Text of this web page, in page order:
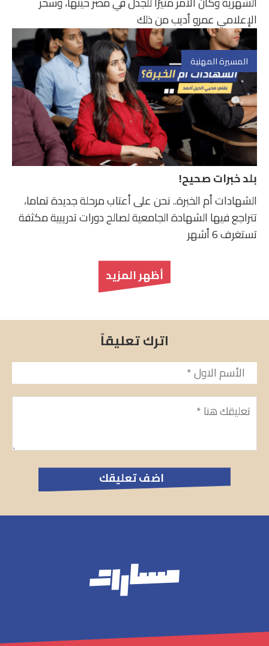
الإعلامي عمرو أديب من ذلك
المسيرة المهنية
بلد خبرات صحيح!
الشهادات أم الخبرة.. نحن على أعتاب مرحلة جديدة تماما،
تتراجع فيها الشهادة الجامعية لصالح دورات تدريبية مكثفة
تستغرف 6 أشهر
أظهر المزيد
اترك تعليقاً
الأسم*
تعليق